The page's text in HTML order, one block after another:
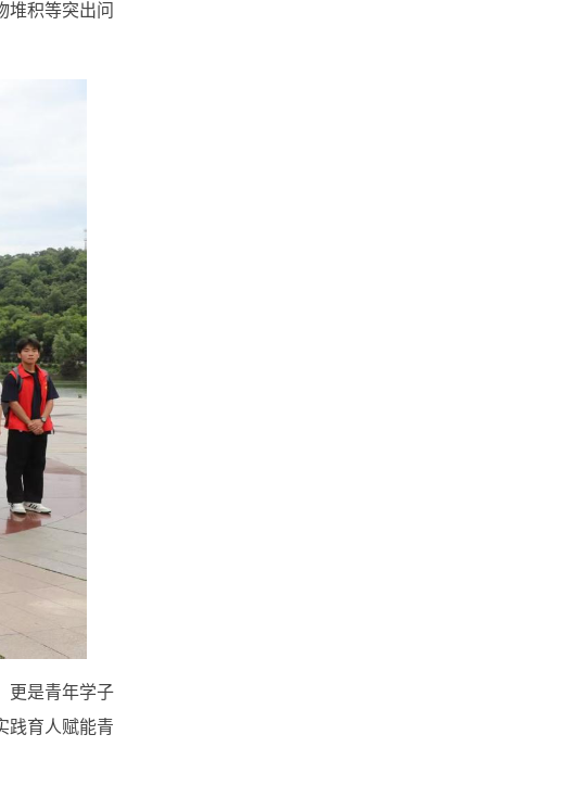
堆积等突出问
更是青年学子
践育人赋能青